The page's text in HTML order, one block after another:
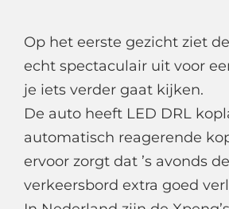
Op het eerste gezicht ziet
echt spectaculair uit voor
je iets verder gaat kijken.
De auto heeft LED DRL
automatisch reagerende
ervoor zorgt dat ’s avonds
verkeersbord extra goed